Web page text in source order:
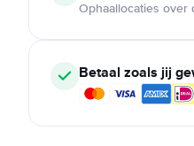
Ophaallocaties over
Betaal zoals jij